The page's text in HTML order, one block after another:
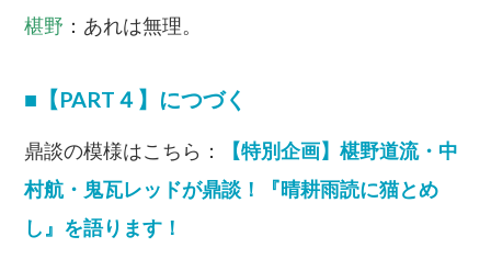
椹野 ：あれは無理。
■【PART４】につづく
鼎談の模様はこちら：
【特別企画】椹野道流・中
村航・鬼瓦レッドが鼎談！『晴耕雨読に猫とめ
し』を語ります！